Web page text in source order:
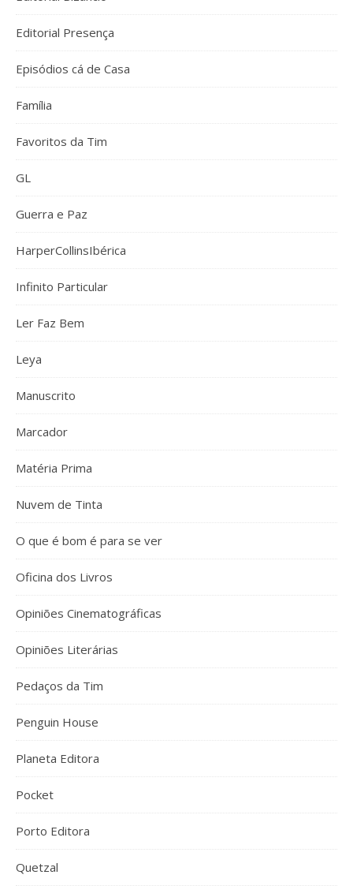
Editorial Presença
Episódios cá de Casa
Família
Favoritos da Tim
GL
Guerra e Paz
HarperCollinsIbérica
Infinito Particular
Ler Faz Bem
Leya
Manuscrito
Marcador
Matéria Prima
Nuvem de Tinta
O que é bom é para se ver
Oficina dos Livros
Opiniões Cinematográficas
Opiniões Literárias
Pedaços da Tim
Penguin House
Planeta Editora
Pocket
Porto Editora
Quetzal